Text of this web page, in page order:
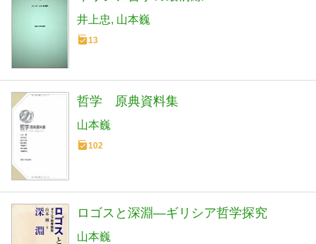
井上忠 山本巍
13
哲学 原典資料集
山本巍
102
ロゴスと深淵―ギリシア哲学探究
山本巍